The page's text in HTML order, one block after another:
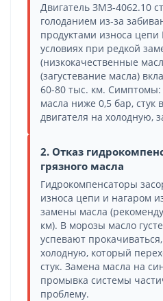
Двигатель ЗМЗ-4062.10
голоданием из-за
продуктами износа
условиях при редкой
(низкокачественные
(загустевание масла)
60-80 тыс. км.
масла ниже 0,5 бар, стук
двигателя на холодную,
2. Отказ
грязного масла
Гидрокомпенсаторы
износа цепи и нагаром
замены масла
км). В морозы масло
успевают
холодную, который
стук. Замена масла на
промывка системы
проблему.